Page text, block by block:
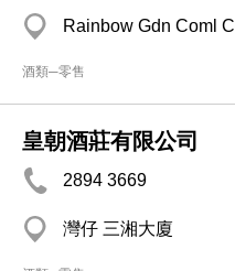
Rainbow Gdn Coml
酒類─零售
皇朝酒莊有限公司
2894 3669
灣仔 三湘大廈